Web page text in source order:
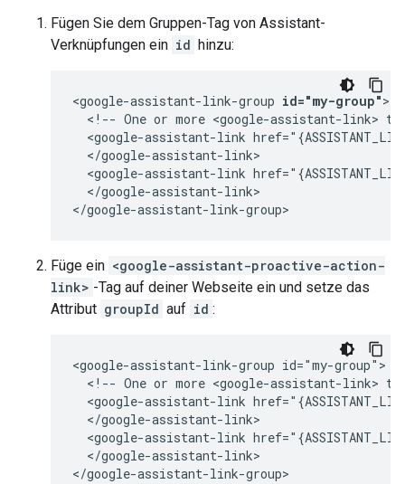
Fügen Sie dem Gruppen-Tag von Assistant-
Verknüpfungen ein id hinzu:
<google-assistant-link-group id="my-group">
<!-- One or more <google-assistant-link>
<google-assistant-link
  </google-assistant-link>
<google-assistant-link
  </google-assistant-link>
Füge ein <google-assistant-proactive-action-
link> -Tag auf deiner Webseite ein und setze das
Attribut groupId auf id :
<google-assistant-link-group id="my-group">
<!-- One or more <google-assistant-link>
<google-assistant-link
  </google-assistant-link>
<google-assistant-link
  </google-assistant-link>
</google-assistant-link-group>